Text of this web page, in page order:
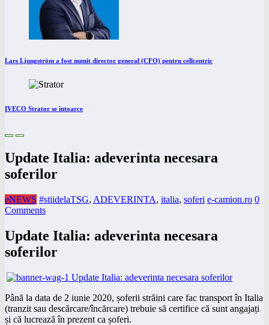
Lars Ljungström a fost numit director general (CFO) pentru cellcentric
IVECO Strator se întoarce
Update Italia: adeverinta necesara
soferilor
eNEWS #stiidelaTSG, ADEVERINTA, italia, soferi e-camion.ro 0
Comments
Update Italia: adeverinta necesara
soferilor
Până la data de 2 iunie 2020, șoferii străini care fac transport în Italia
(tranzit sau descărcare/încărcare) trebuie să certifice că sunt angajați
și că lucrează în prezent ca șoferi.